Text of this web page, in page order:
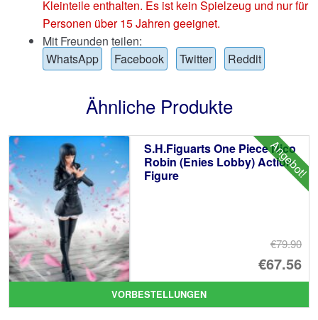
Kleinteile enthalten. Es ist kein Spielzeug und nur für
Personen über 15 Jahren geeignet.
Mit Freunden teilen:
WhatsApp
Facebook Twitter Reddit
Ähnliche Produkte
Angebot!
S.H.Figuarts One Piece Nico
Robin (Enies Lobby) Action
Figure
€79.90
€67.56
VORBESTELLUNGEN